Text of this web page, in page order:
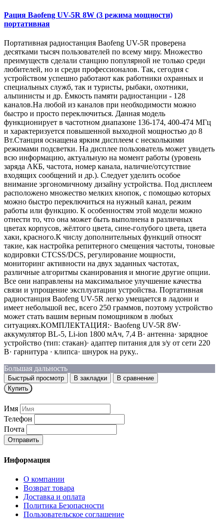
Рация Baofeng UV-5R 8W (3 режима мощности)
портативная
Портативная радиостанция Baofeng UV-5R проверена
десятками тысяч пользователей по всему миру. Множество
преимуществ сделали станцию популярной не только среди
любителей, но и среди профессионалов. Так, сегодня с
устройством успешно работают как работники охранных и
специальных служб, так и туристы, рыбаки, охотники,
альпинисты и др. Ёмкость памяти радиостанции - 128
каналов.На любой из каналов при необходимости можно
быстро и просто переключиться. Данная модель
функционирует в частотном диапазоне 136-174, 400-474 МГц
и характеризуется повышенной выходной мощностью до 8
Вт.Станция оснащена ярким дисплеем с несколькими
режимами подсветки. На дисплее пользователь может увидеть
всю информацию, актуальную на момент работы (уровень
заряда АКБ, частота, номер канала, наличие/отсутствие
входящих сообщений и др.). Следует уделить особое
внимание эргономичному дизайну устройства. Под дисплеем
расположено множество мелких кнопок, с помощью которых
можно быстро переключиться на нужный канал, режим
работы или функцию. К особенностям этой модели можно
отнести то, что она может быть выполнена в различных
цветах корпусов, жёлтого цвета, сине-голубого цвета, цвета
хаки, красного.К числу дополнительных функций относят
такие, как настройка репитерного смещения частоты, тоновые
кодировки CTCSS/DCS, регулирование мощности,
мониторинг активности на двух заданных частотах,
различные алгоритмы сканирования и многие другие опции.
Все они направлены на максимальное улучшение качества
связи и упрощение эксплуатации устройства. Портативная
радиостанция Baofeng UV-5R легко умещается в ладони и
имеет небольшой вес, всего 250 граммов, поэтому устройство
может стать вашим верным помощником в любых
ситуациях.КОМПЛЕКТАЦИЯ:· Baofeng UV-5R 8W·
аккумулятор BL-5, Li-ion 1800 мАч, 7,4 В· антенна· зарядное
устройство (тип: стакан)· адаптер питания для з/у от сети 220
В· гарнитура · клипса· шнурок на руку..
Большая дальность
Быстрый просмотр В закладки
В сравнение
Купить
Имя
Телефон
Почта
Отправить
Информация
О компании
Возврат товара
Доставка и оплата
Политика Безопасности
Пользовательское соглашение